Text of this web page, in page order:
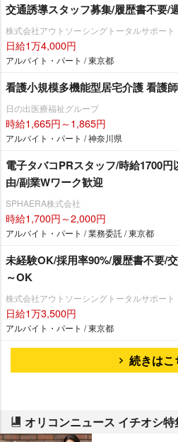
交通誘導スタッフ募集/履歴書不要/
株式会社アウトソーシングトータルサポート
日給1万4,000円
アルバイト・パート / 東京都
看護小規模多機能型居宅介護 看護師
日の出医療福祉グループ
時給1,665円～1,865円
アルバイト・パート / 神奈川県
電子タバコPRスタッフ/時給1700
由/副業Wワーク歓迎
SPHAERA株式会社
時給1,700円～2,000円
アルバイト・パート / 業務委託 / 東京都
未経験OK/採用率90%/履歴書不要/
～OK
株式会社アウトソーシングトータルサポート
日給1万3,500円
アルバイト・パート / 東京都
続きはこ
オリコンニュース イチオシ特